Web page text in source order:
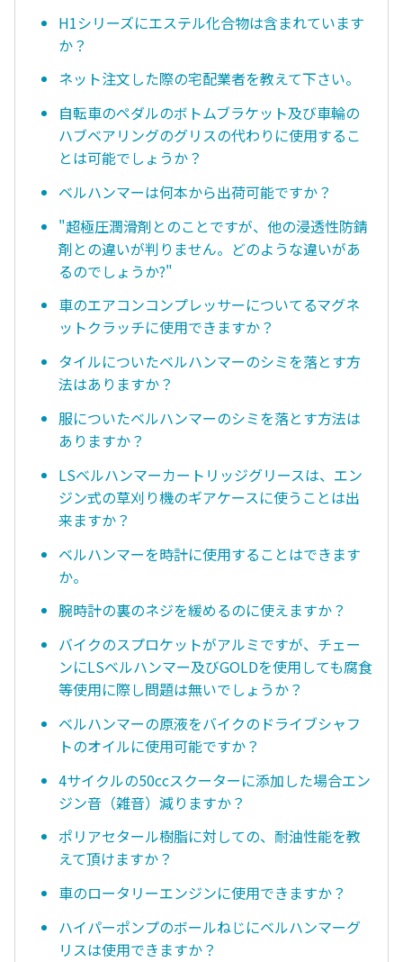
H1シリーズにエステル化合物は含まれています
か？
ネット注文した際の宅配業者を教えて下さい。
自転車のペダルのボトムブラケット及び車輪の
ハブベアリングのグリスの代わりに使用するこ
とは可能でしょうか？
ベルハンマーは何本から出荷可能ですか？
"超極圧潤滑剤とのことですが、他の浸透性防錆
剤との違いが判りません。どのような違いがあ
るのでしょうか?"
車のエアコンコンプレッサーについてるマグネ
ットクラッチに使用できますか？
タイルについたベルハンマーのシミを落とす方
法はありますか？
服についたベルハンマーのシミを落とす方法は
ありますか？
LSベルハンマーカートリッジグリースは、エン
ジン式の草刈り機のギアケースに使うことは出
来ますか？
ベルハンマーを時計に使用することはできます
か。
腕時計の裏のネジを緩めるのに使えますか？
バイクのスプロケットがアルミですが、チェー
ンにLSベルハンマー及びGOLDを使用しても腐食
等使用に際し問題は無いでしょうか？
ベルハンマーの原液をバイクのドライブシャフ
トのオイルに使用可能ですか？
4サイクルの50ccスクーターに添加した場合エン
ジン音（雑音）減りますか？
ポリアセタール樹脂に対しての、耐油性能を教
えて頂けますか？
車のロータリーエンジンに使用できますか？
ハイパーポンプのボールねじにベルハンマーグ
リスは使用できますか？